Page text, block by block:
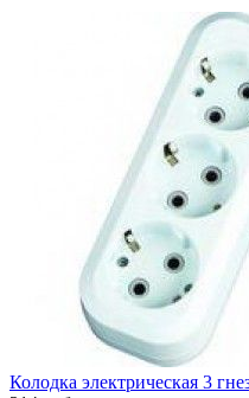
Колодка электрическая 3